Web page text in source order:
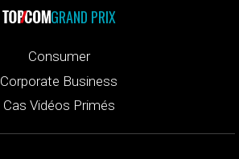
GRAND PRIX
Consumer
Corporate Business
Cas Vidéos Primés